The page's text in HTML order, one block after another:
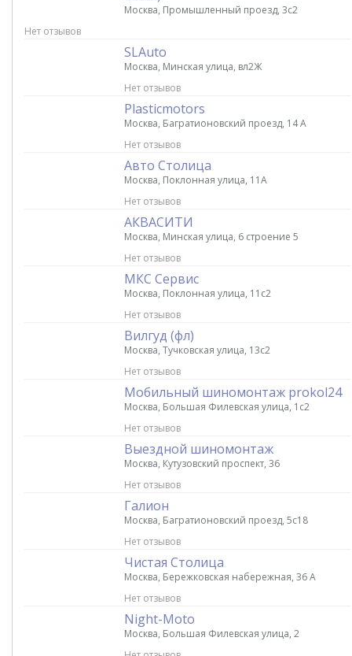
Москва, Промышленный проезд, 3с2
Нет отзывов
SLAuto
Москва, Минская улица, вл2Ж
Нет отзывов
Plasticmotors
Москва, Багратионовский проезд, 14 А
Нет отзывов
Авто Столица
Москва, Поклонная улица, 11А
Нет отзывов
АКВАСИТИ
Москва, Минская улица, 6 строение 5
Нет отзывов
МКС Сервис
Москва, Поклонная улица, 11с2
Нет отзывов
Вилгуд (фл)
Москва, Тучковская улица, 13с2
Нет отзывов
Мобильный шиномонтаж prokol24
Москва, Большая Филевская улица, 1с2
Нет отзывов
Выездной шиномонтаж
Москва, Кутузовский проспект, 36
Нет отзывов
Галион
Москва, Багратионовский проезд, 5с18
Нет отзывов
Чистая Столица
Москва, Бережковская набережная, 36 А
Нет отзывов
Night-Moto
Москва, Большая Филевская улица, 2